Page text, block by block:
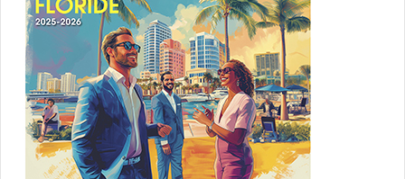
La Ville de Pompano vous invite de 17h à 22h à sa
première Caribbean Fest. C’est gratuit, il y aura de la
cuisine des Caraïbes, DJ Mike Coly, et plusieurs groupes,
dont le groupe haïtien Harmonik.
Bailey Contemporary Arts (BACA) 41 NE 1 Street, Pompano
Beach, FL 33060